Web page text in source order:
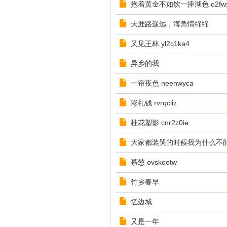
抱着黄金不如饮一捧湖色
天涯路遥远，海角情绵绵
又见王林 yl2c1ka4
异乡的我
一帘夜色 neenwyca
彩礼钱 rvrqcliz
桂花塑影 cnr2z0ie
大家都装哭的时候我为什么不
慕慈 ovskootw
竹乡春早
忆边城
又是一年